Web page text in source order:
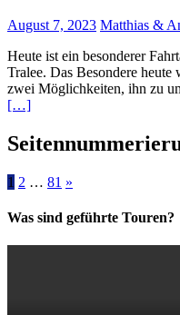
August 7, 2023 Matthias &
Heute ist ein besonderer
Tralee. Das Besondere
zwei Möglichkeiten, ihn zu
[…]
1 2 … 81 »
Was sind geführte Touren?